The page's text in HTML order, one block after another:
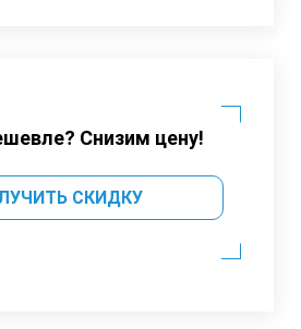
Снизим цену!
СКИДКУ